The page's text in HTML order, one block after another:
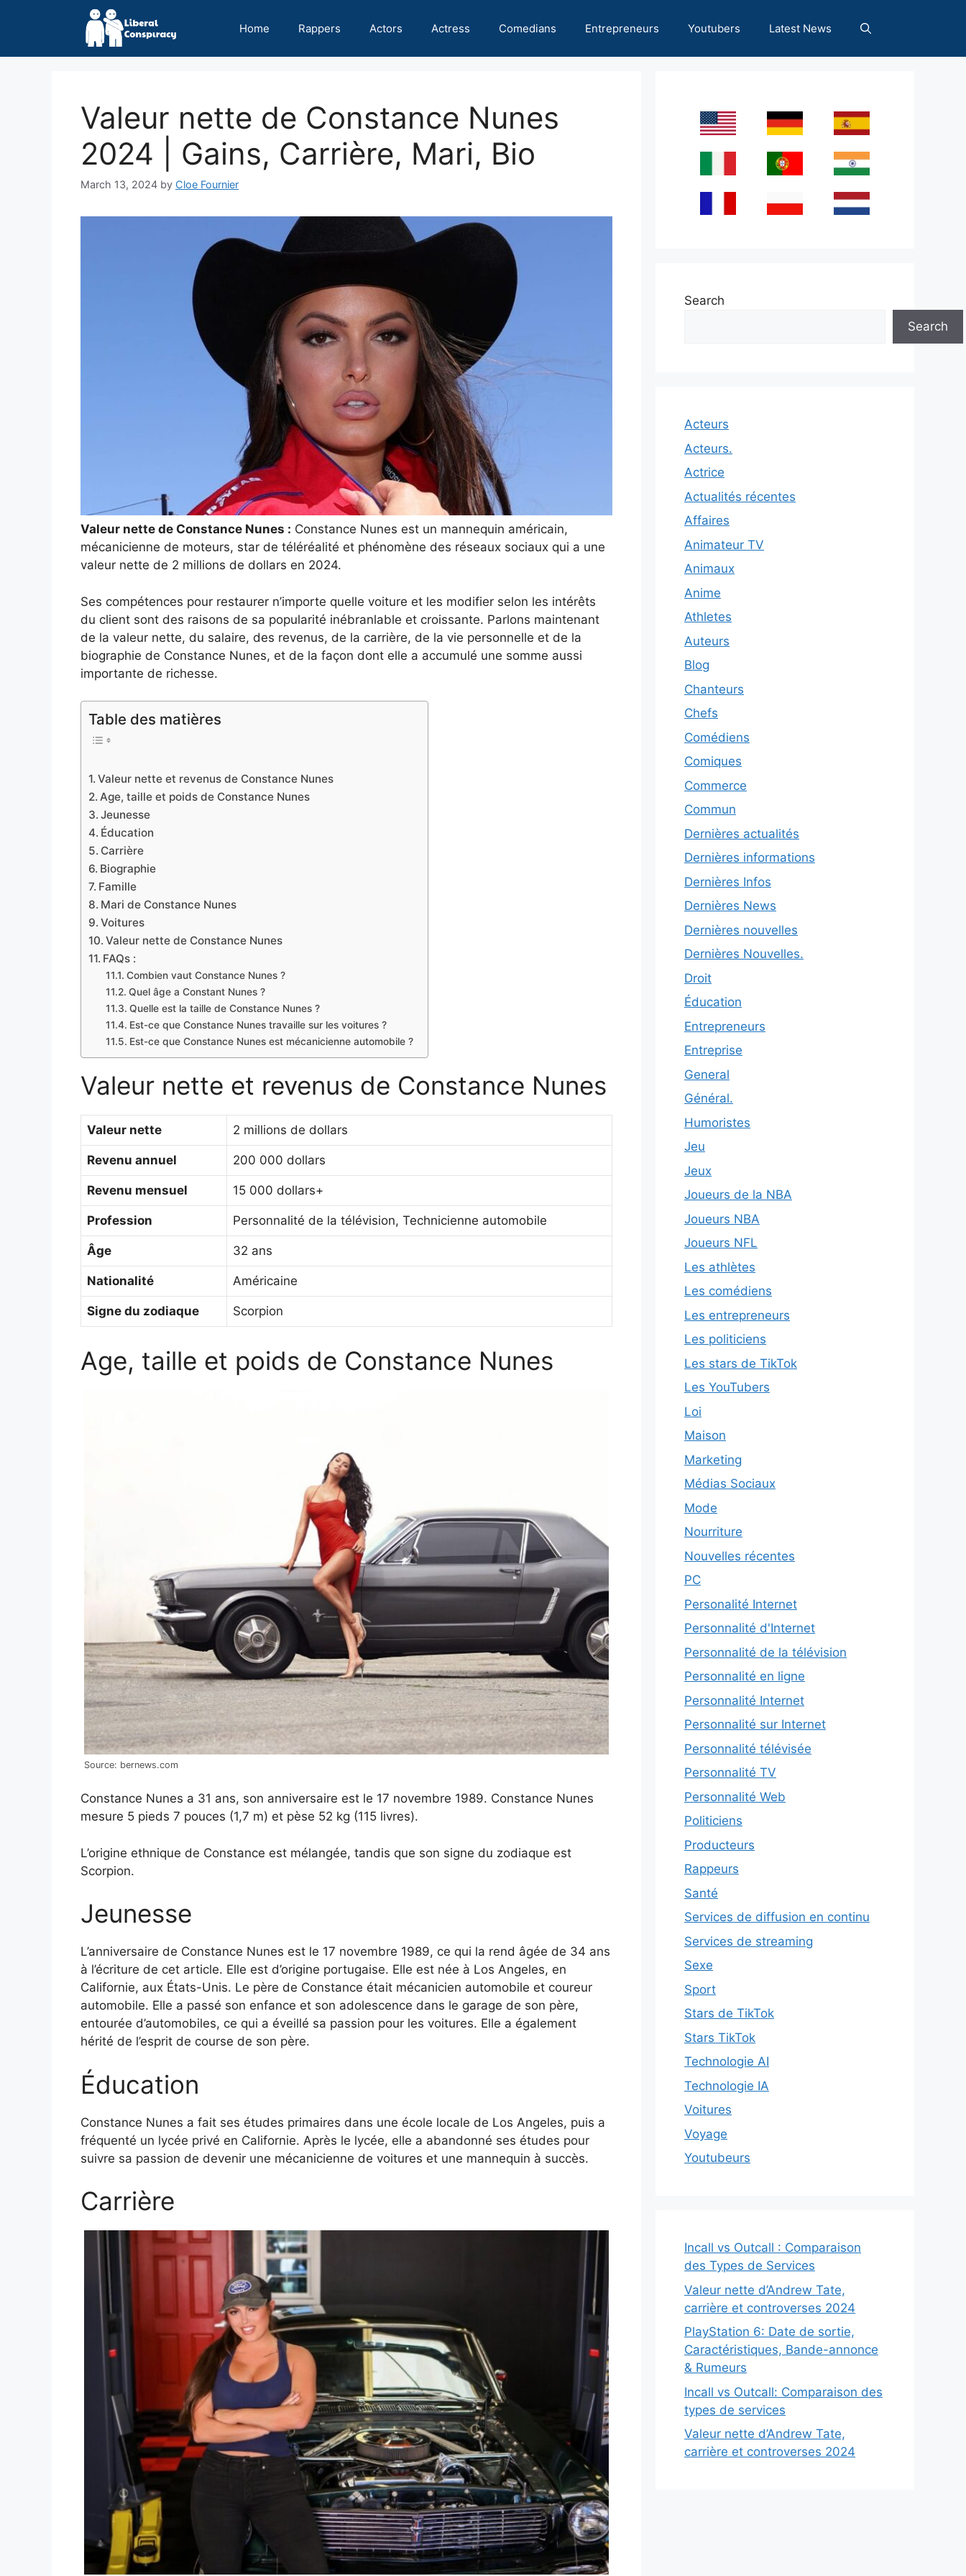
Home Rappers Actors Actress Comedians Entrepreneurs Youtubers Latest News
Valeur nette de Constance Nunes
2024 | Gains, Carrière, Mari, Bio
March 13, 2024 by Cloe Fournier
Valeur nette de Constance Nunes : Constance Nunes est un mannequin américain,
mécanicienne de moteurs, star de téléréalité et phénomène des réseaux sociaux qui a une
valeur nette de 2 millions de dollars en 2024.
Ses compétences pour restaurer n’importe quelle voiture et les modifier selon les intérêts
du client sont des raisons de sa popularité inébranlable et croissante. Parlons maintenant
de la valeur nette, du salaire, des revenus, de la carrière, de la vie personnelle et de la
biographie de Constance Nunes, et de la façon dont elle a accumulé une somme aussi
importante de richesse.
Table des matières
Valeur nette et revenus de Constance Nunes
Age, taille et poids de Constance Nunes
Jeunesse
Éducation
Carrière
Biographie
Famille
Mari de Constance Nunes
Voitures
Valeur nette de Constance Nunes
FAQs :
Combien vaut Constance Nunes ?
Quel âge a Constant Nunes ?
Quelle est la taille de Constance Nunes ?
Est-ce que Constance Nunes travaille sur les voitures ?
Est-ce que Constance Nunes est mécanicienne automobile ?
Valeur nette et revenus de Constance Nunes
Valeur nette 2 millions de dollars
Revenu annuel 200 000 dollars
Revenu mensuel 15 000 dollars+
Profession Personnalité de la télévision, Technicienne automobile
Âge 32 ans
Nationalité Américaine
Signe du zodiaque Scorpion
Age, taille et poids de Constance Nunes
Source: bernews.com
Constance Nunes a 31 ans, son anniversaire est le 17 novembre 1989. Constance Nunes
mesure 5 pieds 7 pouces (1,7 m) et pèse 52 kg (115 livres).
L’origine ethnique de Constance est mélangée, tandis que son signe du zodiaque est
Scorpion.
Jeunesse
L’anniversaire de Constance Nunes est le 17 novembre 1989, ce qui la rend âgée de 34 ans
à l’écriture de cet article. Elle est d’origine portugaise. Elle est née à Los Angeles, en
Californie, aux États-Unis. Le père de Constance était mécanicien automobile et coureur
automobile. Elle a passé son enfance et son adolescence dans le garage de son père,
entourée d’automobiles, ce qui a éveillé sa passion pour les voitures. Elle a également
hérité de l’esprit de course de son père.
Éducation
Constance Nunes a fait ses études primaires dans une école locale de Los Angeles, puis a
fréquenté un lycée privé en Californie. Après le lycée, elle a abandonné ses études pour
suivre sa passion de devenir une mécanicienne de voitures et une mannequin à succès.
Carrière
Search
Search
Acteurs
Acteurs.
Actrice
Actualités récentes
Affaires
Animateur TV
Animaux
Anime
Athletes
Auteurs
Blog
Chanteurs
Chefs
Comédiens
Comiques
Commerce
Commun
Dernières actualités
Dernières informations
Dernières Infos
Dernières News
Dernières nouvelles
Dernières Nouvelles.
Droit
Éducation
Entrepreneurs
Entreprise
General
Général.
Humoristes
Jeu
Jeux
Joueurs de la NBA
Joueurs NBA
Joueurs NFL
Les athlètes
Les comédiens
Les entrepreneurs
Les politiciens
Les stars de TikTok
Les YouTubers
Loi
Maison
Marketing
Médias Sociaux
Mode
Nourriture
Nouvelles récentes
PC
Personalité Internet
Personnalité d'Internet
Personnalité de la télévision
Personnalité en ligne
Personnalité Internet
Personnalité sur Internet
Personnalité télévisée
Personnalité TV
Personnalité Web
Politiciens
Producteurs
Rappeurs
Santé
Services de diffusion en continu
Services de streaming
Sexe
Sport
Stars de TikTok
Stars TikTok
Technologie AI
Technologie IA
Voitures
Voyage
Youtubeurs
Incall vs Outcall : Comparaison
des Types de Services
Valeur nette d’Andrew Tate,
carrière et controverses 2024
PlayStation 6: Date de sortie,
Caractéristiques, Bande-annonce
& Rumeurs
Incall vs Outcall: Comparaison des
types de services
Valeur nette d’Andrew Tate,
carrière et controverses 2024